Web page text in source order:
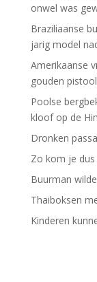
onwel was
Braziliaanse
jarig model
Amerikaanse
gouden
Poolse
kloof op de
Dronken
Zo kom je
Buurman
Thaiboksen
Kinderen